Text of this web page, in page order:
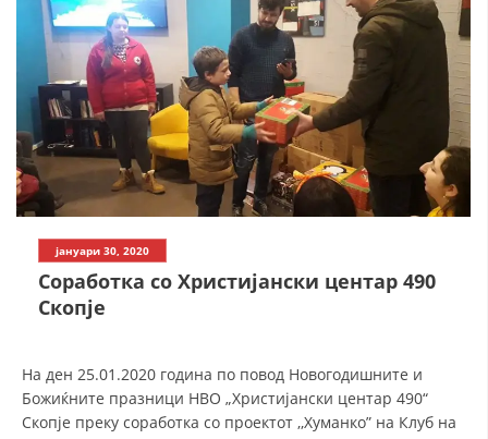
јануари 30, 2020
Соработка со Христијански центар 490
Скопје
На ден 25.01.2020 година по повод Новогодишните и
Божиќните празници НВО „Христијански центар 490“
Скопје преку соработка со проектот ,,Хуманко” на Клуб на